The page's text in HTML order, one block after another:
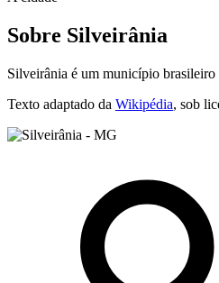
Sobre Silveirânia
Silveirânia é um município brasileiro
Texto adaptado da Wikipédia, sob